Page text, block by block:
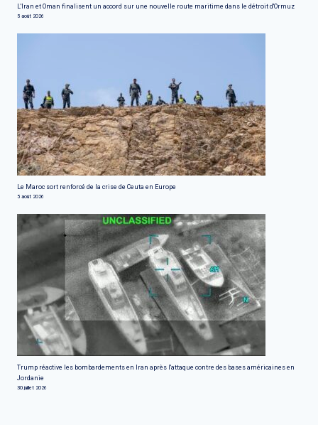
L'Iran et Oman finalisent un accord sur une nouvelle route maritime dans le détroit d'Ormuz
5 août 2026
Le Maroc sort renforcé de la crise de Ceuta en Europe
5 août 2026
Trump réactive les bombardements en Iran après l'attaque contre des bases américaines en
Jordanie
30 juillet 2026